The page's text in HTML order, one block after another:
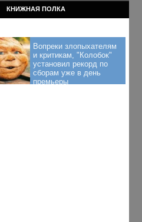
КНИЖНАЯ ПОЛКА
Вопреки злопыхателям
и критикам, "Колобок"
установил рекорд по
сборам уже в день
премьеры